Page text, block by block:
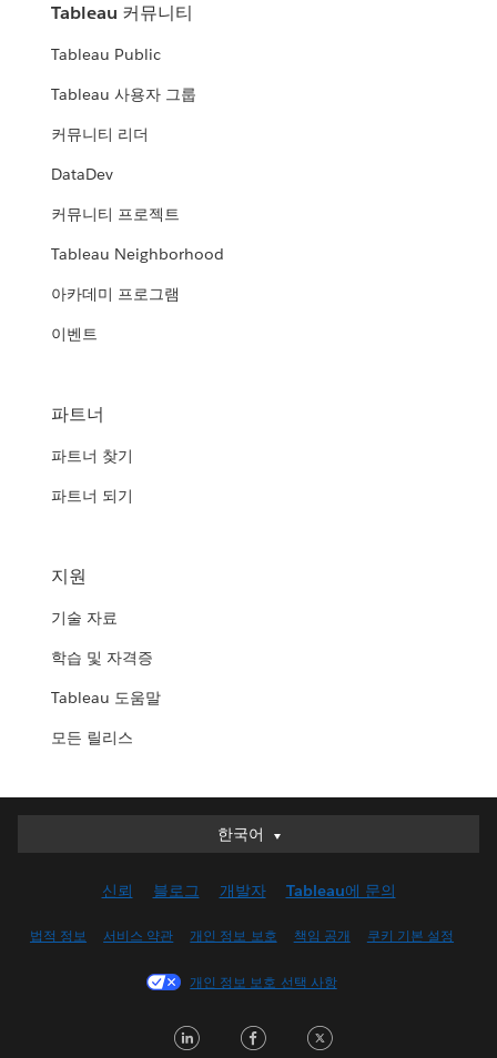
Tableau 커뮤니티
Tableau Public
Tableau 사용자 그룹
커뮤니티 리더
DataDev
커뮤니티 프로젝트
Tableau Neighborhood
아카데미 프로그램
이벤트
파트너
파트너 찾기
파트너 되기
지원
기술 자료
학습 및 자격증
Tableau 도움말
모든 릴리스
한국어
한국어
English (UK)
Français (Canada)
Italiano
신뢰 블로그 개발자 Tableau에 문의
법적 정보 서비스 약관 개인 정보 보호 책임 공개 쿠키 기본 설정
개인 정보 보호 선택 사항
LinkedInFacebook